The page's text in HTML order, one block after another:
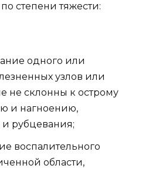
степени тяжести:
одного или
узлов или
не склонны к острому
и нагноению,
и рубцевания;
воспалительного
области,